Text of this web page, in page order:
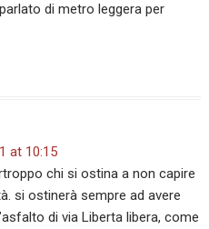
di metro leggera per
at 10:15
chi si ostina a non capire
si ostinerà sempre ad avere
di via Liberta libera, come